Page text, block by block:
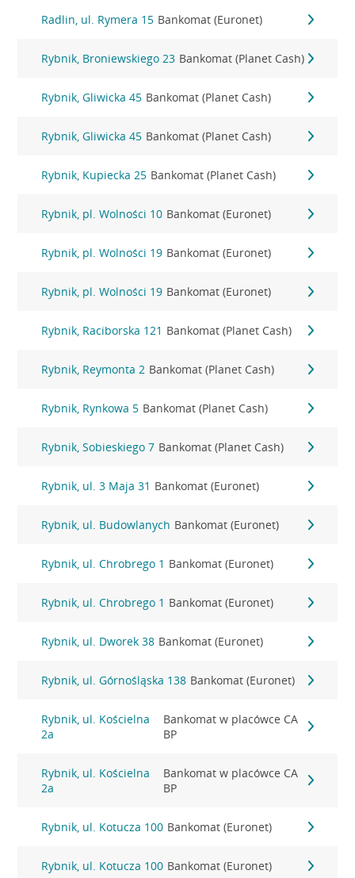
Radlin, ul. Rymera 15 Bankomat (Euronet)
Rybnik, Broniewskiego 23 Bankomat (Planet Cash)
Rybnik, Gliwicka 45 Bankomat (Planet Cash)
Rybnik, Gliwicka 45 Bankomat (Planet Cash)
Rybnik, Kupiecka 25 Bankomat (Planet Cash)
Rybnik, pl. Wolności 10 Bankomat (Euronet)
Rybnik, pl. Wolności 19 Bankomat (Euronet)
Rybnik, pl. Wolności 19 Bankomat (Euronet)
Rybnik, Raciborska 121 Bankomat (Planet Cash)
Rybnik, Reymonta 2 Bankomat (Planet Cash)
Rybnik, Rynkowa 5 Bankomat (Planet Cash)
Rybnik, Sobieskiego 7 Bankomat (Planet Cash)
Rybnik, ul. 3 Maja 31 Bankomat (Euronet)
Rybnik, ul. Budowlanych Bankomat (Euronet)
Rybnik, ul. Chrobrego 1 Bankomat (Euronet)
Rybnik, ul. Chrobrego 1 Bankomat (Euronet)
Rybnik, ul. Dworek 38 Bankomat (Euronet)
Rybnik, ul. Górnośląska 138 Bankomat (Euronet)
Rybnik, ul. Kościelna
2a
Bankomat w placówce CA
BP
Rybnik, ul. Kościelna
2a
Bankomat w placówce CA
BP
Rybnik, ul. Kotucza 100 Bankomat (Euronet)
Rybnik, ul. Kotucza 100 Bankomat (Euronet)